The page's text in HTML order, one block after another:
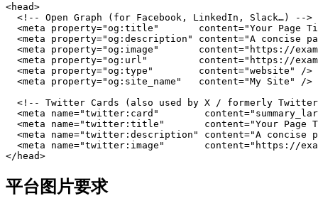
<head>
  <!-- Open Graph (for Facebook, LinkedIn, Slack…) -->
<meta property="og:title"       content="Your Page
<meta property="og:description" content="A concise
<meta property="og:image"       content="https://
<meta property="og:url"         content="https://
  <meta property="og:type"        content="website" />
  <meta property="og:site_name"   content="My Site" />
<!-- Twitter Cards (also used by X / formerly
<meta name="twitter:card"
<meta name="twitter:title"       content="Your Page
<meta name="twitter:description" content="A concise
<meta name="twitter:image"       content="https://
</head>
平台图片要求